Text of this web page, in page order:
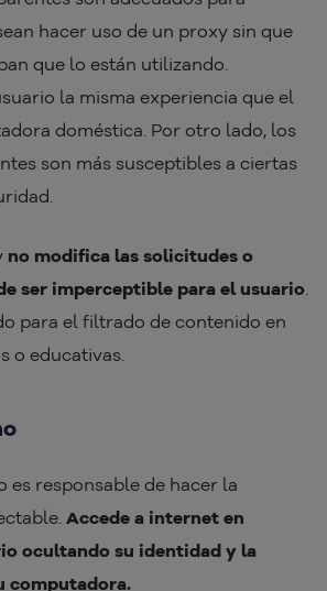
hacer uso de un proxy sin que
que lo están utilizando.
la misma experiencia que el
doméstica. Por otro lado, los
son más susceptibles a ciertas
no modifica las solicitudes o
ser imperceptible para el usuario
para el filtrado de contenido en
o educativas.
es responsable de hacer la
Accede a internet en
ocultando su identidad y la
computadora.